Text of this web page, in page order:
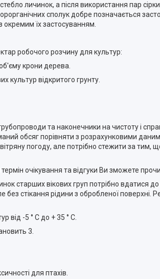
личинок, а після використання пар
сполук добре позначається
окремим їх застосуванням.
робочого розчину для культур:
крони дерева.
культур відкритого грунту.
та наконечники на чистоту і
обсяг порівняти з розрахунковими
погоду, але потрібно стежити за тим,
очікування та відгуки Ви зможете
старших вікових груп потрібно
стікання рідини з обробленої поверхні.
від -5 ° С до + 35 ° С.
3.
для птахів.